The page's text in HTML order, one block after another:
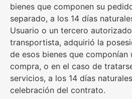
bienes que componen su
separado, a los 14 días
Usuario o un tercero
transportista, adquirió la
de esos bienes que
compra, o en el caso de
servicios, a los 14 días
celebración del contrato.